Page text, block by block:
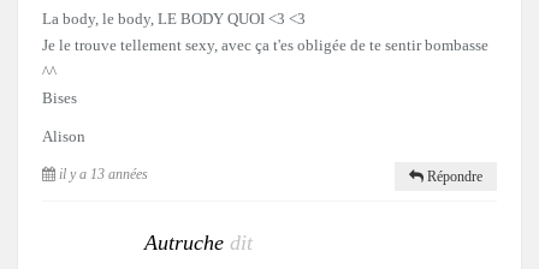
La body, le body, LE BODY QUOI <3 <3
Je le trouve tellement sexy, avec ça t'es obligée de te sentir bombasse
^^
Bises
Alison
il y a 13 années Répondre
Autruche dit